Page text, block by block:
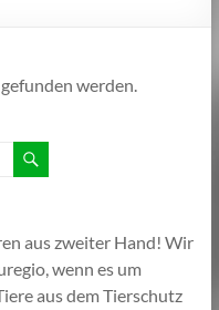
werden.
aus zweiter Hand! Wir
wenn es um
aus dem Tierschutz